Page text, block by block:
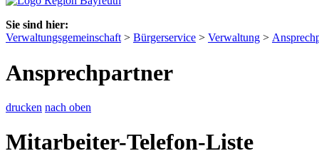
Sie sind hier:
Verwaltungsgemeinschaft > Bürgerservice > Verwaltung >
Ansprechpartner
drucken nach oben
Mitarbeiter-Telefon-Liste